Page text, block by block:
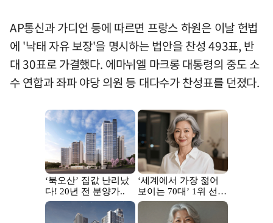
AP통신과 가디언 등에 따르면 프랑스 하원은 이날 헌법
에 '낙태 자유 보장'을 명시하는 법안을 찬성 493표, 반
대 30표로 가결했다. 에마뉘엘 마크롱 대통령의 중도 소
수 연합과 좌파 야당 의원 등 대다수가 찬성표를 던졌다.